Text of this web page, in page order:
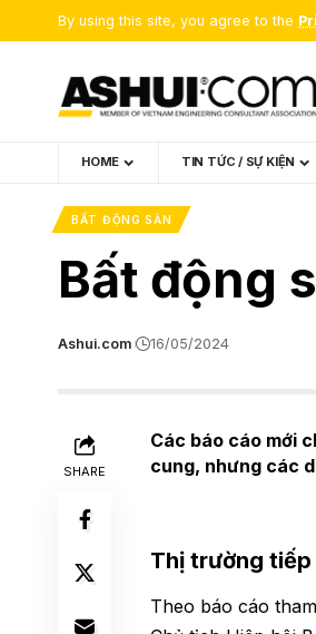
By using this site, you agree to the
HOME TIN TỨC / SỰ KIỆN
BẤT ĐỘNG SẢN
Bất động
Ashui.com 16/05/2024
SHARE
Các báo cáo mới
cung, nhưng các
Thị trường
Theo báo cáo